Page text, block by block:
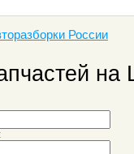
России
на